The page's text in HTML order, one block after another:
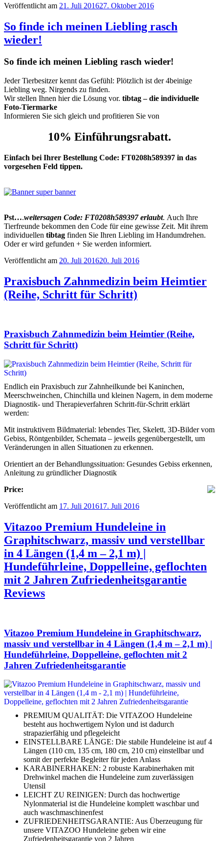
Veröffentlicht am 21. Juli 201627. Oktober 2016
So finde ich meinen Liebling rasch
wieder!
So finde ich meinen Liebling rasch wieder!
Jeder Tierbesitzer kennt das Gefühl: Plötzlich ist der 4beinige
Liebling weg. Nirgends zu finden.
Wir stellen Ihnen hier die Lösung vor. tibtag – die individuelle
Foto-Tiermarke
Informieren Sie sich gleich und profitieren Sie von
10% Einführungsrabatt.
Einfach bei Ihrer Bestellung Code: FT0208h589397 in das
vorgesehen Feld tippen.
Pst….weitersagen Code: FT0208h589397 erlaubt. Auch Ihre
Tierfreunde bekommen den Code für eine gewisse Zeit. Mit ihrem
individuellen tibtag finden Sie Ihren Liebling im Handumdrehen.
Oder er wird gefunden + Sie werden informiert.
Veröffentlicht am 20. Juli 201620. Juli 2016
Praxisbuch Zahnmedizin beim Heimtier
(Reihe, Schritt für Schritt)
Praxisbuch Zahnmedizin beim Heimtier (Reihe,
Schritt für Schritt)
Endlich ein Praxisbuch zur Zahnheilkunde bei Kaninchen,
Meerschweinchen, Chinchilla und kleinen Nagern, in dem moderne
Diagnostik- und Therapieverfahren Schritt-für-Schritt erklärt
werden:
Mit instruktivem Bildmaterial: lebendes Tier, Skelett, 3D-Bilder vom
Gebiss, Röntgenbilder, Schemata – jeweils gegenübergestellt, um
Veränderungen in allen Situationen zu erkennen.
Orientiert an der Behandlungssituation: Gesundes Gebiss erkennen,
Anleitung zu gründlicher Diagnostik
Price:
Veröffentlicht am 17. Juli 201617. Juli 2016
Vitazoo Premium Hundeleine in
Graphitschwarz, massiv und verstellbar
in 4 Längen (1,4 m – 2,1 m) |
Hundeführleine, Doppelleine, geflochten
mit 2 Jahren Zufriedenheitsgarantie
Reviews
Vitazoo Premium Hundeleine in Graphitschwarz,
massiv und verstellbar in 4 Längen (1,4 m – 2,1 m) |
Hundeführleine, Doppelleine, geflochten mit 2
Jahren Zufriedenheitsgarantie
PREMIUM QUALITÄT: Die VITAZOO Hundeleine
besteht aus hochwertigem Nylon und ist dadurch
strapazierfähig und pflegeleicht
EINSTELLBARE LÄNGE: Die stabile Hundeleine ist auf 4
Längen (110 cm, 135 cm, 180 cm, 210 cm) einstellbar und
somit der perfekte Begleiter für jeden Anlass
KARABINERHAKEN: 2 robuste Karabinerhaken mit
Drehwinkel machen die Hundeleine zum zuverlässigen
Utensil
LEICHT ZU REINIGEN: Durch das hochwertige
Nylonmaterial ist die Hundeleine komplett waschbar und
auch waschmaschinenfest
ZUFRIEDENHEITSGARANTIE: Aus Überzeugung für
unsere VITAZOO Hundeleine geben wir eine
Zufriedenheitsgarantie von 2 Jahren